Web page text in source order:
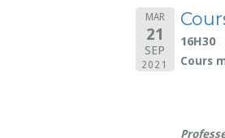
MAR
21
SEP
2021
16H30
Cours